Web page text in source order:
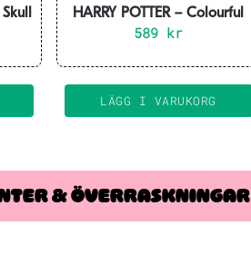
HARRY POTTER – Colourful
Crest Hufflepuff – Premium
589 kr
LÄGG I VARUKORG
& ÖVERRASKNINGAR